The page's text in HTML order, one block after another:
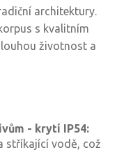
architektury.
s kvalitním
životnost a
- krytí IP54:
stříkající vodě, což